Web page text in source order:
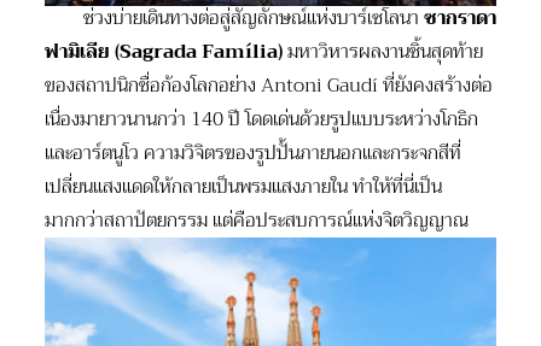
ช่วงบ่ายเดินทางต่อสู่สัญลักษณ์แห่งบาร์เซโลนาซากราดา
ฟามิเลีย (Sagrada Família)มหาวิหารผลงานชิ้นสุดท้าย
ของสถาปนิกชื่อก้องโลกอย่าง Antoni Gaudí ที่ยังคงสร้างต่อ
เนื่องมายาวนานกว่า 140 ปี โดดเด่นด้วยรูปแบบระหว่างโกธิก
และอาร์ตนูโว ความวิจิตรของรูปปั้นภายนอกและกระจกสีที่
เปลี่ยนแสงแดดให้กลายเป็นพรมแสงภายใน ทำให้ที่นี่เป็น
มากกว่าสถาปัตยกรรม แต่คือประสบการณ์แห่งจิตวิญญาณ